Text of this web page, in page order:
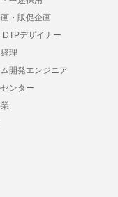
・販促企画
DTPデザイナー
理
開発エンジニア
ンター